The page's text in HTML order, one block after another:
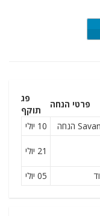
פרטי הנחה
פג
תוקף
10 יולי
21 יולי
05 יולי